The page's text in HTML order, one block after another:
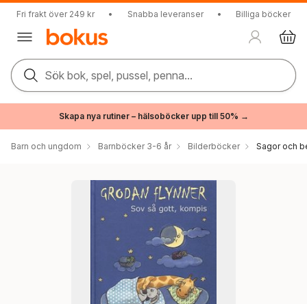
Fri frakt över 249 kr • Snabba leveranser • Billiga böcker
Sök bok, spel, pussel, penna...
Skapa nya rutiner – hälsoböcker upp till 50% →
Barn och ungdom Barnböcker 3-6 år Bilderböcker Sagor och